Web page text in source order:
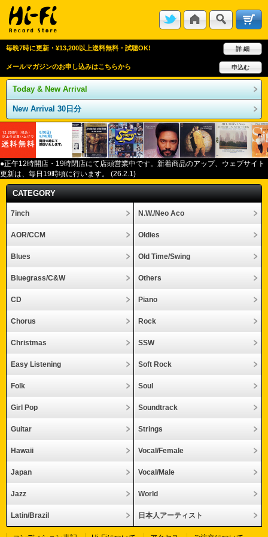
毎晩7時に更新・¥13,200以上送料無料・試聴OK! 詳 細
メールマガジンのお申し込みはこちらから 申込む
Today & New Arrival
New Arrival 30日分
●正午12時開店・ 19時閉店にて店頭営業中です。新着商品のアップ、ウェブサイト
更新は、毎日 19時頃に行います。 (26.2.1)
CATEGORY
7inch N.W./Neo Aco
AOR/CCM Oldies
Blues Old Time/Swing
Bluegrass/C&W Others
CD Piano
Chorus Rock
Christmas SSW
Easy Listening Soft Rock
Folk Soul
Girl Pop Soundtrack
Guitar Strings
Hawaii Vocal/Female
Japan Vocal/Male
Jazz World
Latin/Brazil 日本人アーティスト